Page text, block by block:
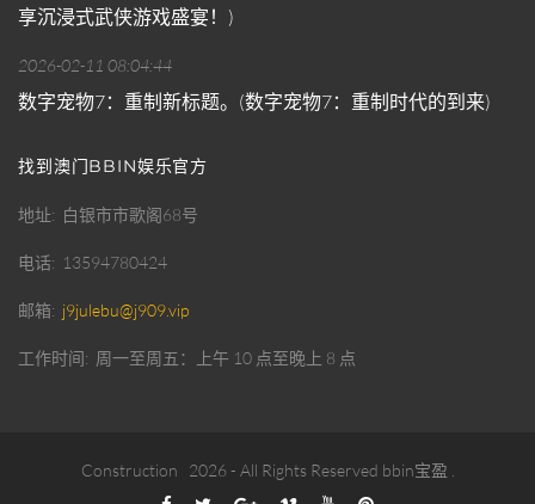
享沉浸式武侠游戏盛宴！)
2026-02-11 08:04:44
数字宠物7：重制新标题。(数字宠物7：重制时代的到来)
找到澳门BBIN娱乐官方
地址 白银市市歌阁68号
电话 13594780424
邮箱 j9julebu@j909.vip
工作时间 周一至周五：上午 10 点至晚上 8 点
Construction 2026- All Rights Reserved bbin宝盈